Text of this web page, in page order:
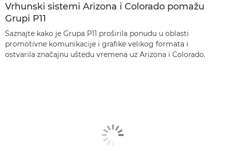
Vrhunski sistemi Arizona i Colorado pomažu
Grupi P11
Saznajte kako je Grupa P11 proširila ponudu u oblasti
promotivne komunikacije i grafike velikog formata i
ostvarila značajnu uštedu vremena uz Arizona i Colorado.